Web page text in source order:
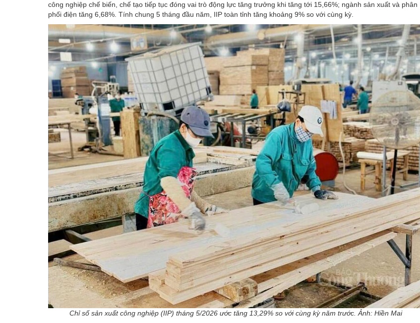
công nghiệp chế biến, chế tạo tiếp tục đóng vai trò động lực tăng trưởng khi tăng tới 15,66%; ngành sản xuất và phân
phối điện tăng 6,68%. Tính chung 5 tháng đầu năm, IIP toàn tỉnh tăng khoảng 9% so với cùng kỳ.
Chỉ số sản xuất công nghiệp (IIP) tháng 5/2026 ước tăng 13,29% so với cùng kỳ năm trước. Ảnh: Hiền Mai